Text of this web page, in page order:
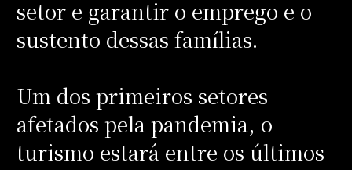
setor e garantir o emprego e o
sustento dessas famílias.
Um dos primeiros setores
afetados pela pandemia, o
turismo estará entre os últimos